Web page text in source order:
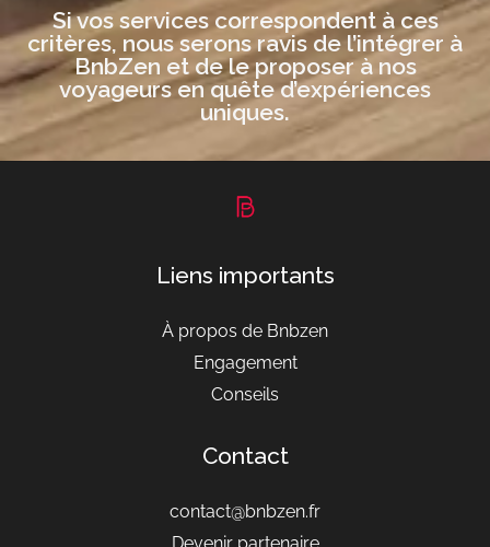
Si vos services correspondent à ces
critères, nous serons ravis de l’intégrer à
BnbZen et de le proposer à nos
voyageurs en quête d’expériences
uniques.
Liens importants
À propos de Bnbzen
Engagement
Conseils
Contact
contact@bnbzen.fr